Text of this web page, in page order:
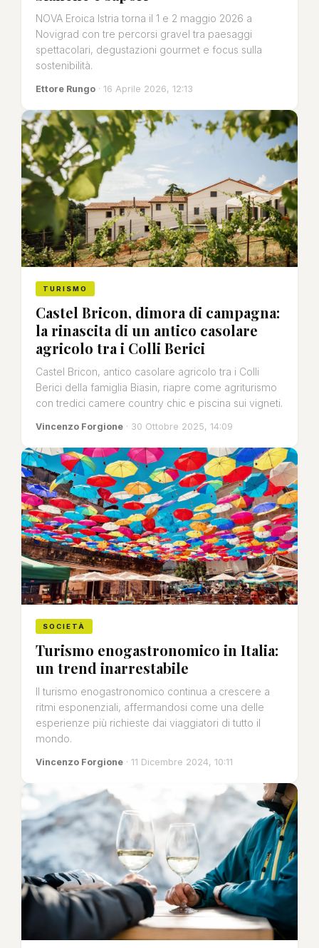
NOVA Eroica Istria torna il 1 e 2 maggio 2026 a
Novigrad con tre percorsi gravel tra paesaggi
spettacolari, degustazioni gourmet e focus sulla
sostenibilità.
Ettore Rungo · 16 Aprile 2026, 12:13
TURISMO
Castel Bricon, dimora di campagna:
la rinascita di un antico casolare
agricolo tra i Colli Berici
Castel Bricon, antico casolare agricolo tra i Colli
Berici della famiglia Biasin, riapre come agriturismo
con tredici camere country chic e piscina sui vigneti.
Vincenzo Forgione · 30 Ottobre 2025, 14:09
SOCIETÀ
Turismo enogastronomico in Italia:
un trend inarrestabile
Il turismo enogastronomico continua a crescere a
ritmi esponenziali, affermandosi come una delle
esperienze più richieste dai viaggiatori di tutto il
mondo.
Vincenzo Forgione · 11 Dicembre 2024, 10:11